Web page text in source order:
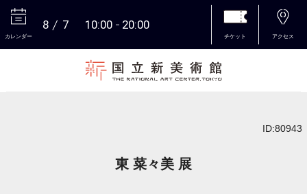
カレンダー
8 7 10:00 20:00
チケット アクセス
ID:80943
東 菜々美 展